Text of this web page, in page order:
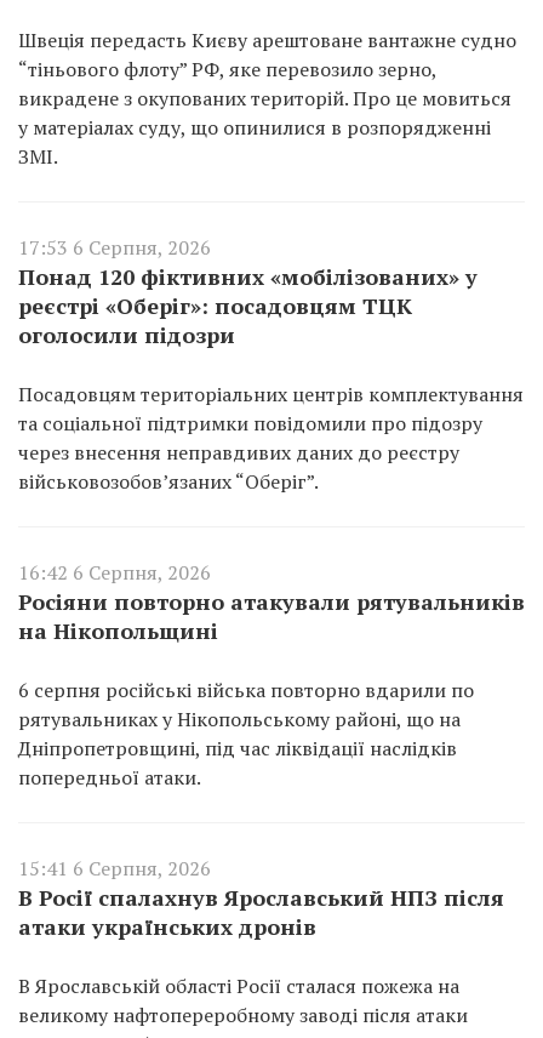
Швеція передасть Києву арештоване вантажне судно
“тіньового флоту” РФ, яке перевозило зерно,
викрадене з окупованих територій. Про це мовиться
у матеріалах суду, що опинилися в розпорядженні
ЗМІ.
17:53 6 Серпня, 2026
Понад 120 фіктивних «мобілізованих» у
реєстрі «Оберіг»: посадовцям ТЦК
оголосили підозри
Посадовцям територіальних центрів комплектування
та соціальної підтримки повідомили про підозру
через внесення неправдивих даних до реєстру
військовозобов’язаних “Оберіг”.
16:42 6 Серпня, 2026
Росіяни повторно атакували рятувальників
на Нікопольщині
6 серпня російські війська повторно вдарили по
рятувальниках у Нікопольському районі, що на
Дніпропетровщині, під час ліквідації наслідків
попередньої атаки.
15:41 6 Серпня, 2026
В Росії спалахнув Ярославський НПЗ після
атаки українських дронів
В Ярославській області Росії сталася пожежа на
великому нафтопереробному заводі після атаки